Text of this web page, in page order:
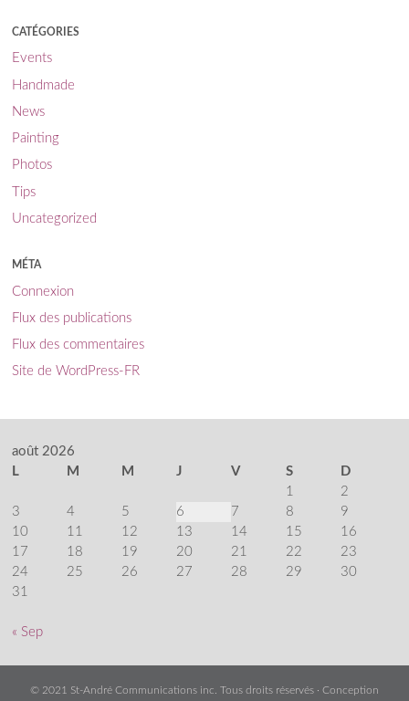
CATÉGORIES
Events
Handmade
News
Painting
Photos
Tips
Uncategorized
MÉTA
Connexion
Flux des publications
Flux des commentaires
Site de WordPress-FR
août 2026
L
M M J V S
D
1
2
3
4 5 6 7 8
9
10
11 12 13 14 15
16
17
18 19 20 21 22
23
24
25 26 27 28 29
30
31
« Sep
© 2021 St-André Communications inc. Tous droits réservés · Conception